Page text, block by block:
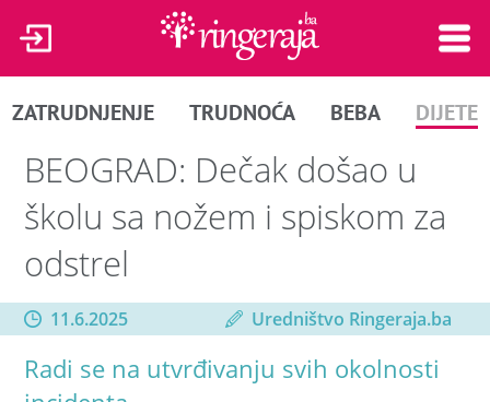
ZATRUDNJENJE TRUDNOĆA BEBA DIJETE
BEOGRAD: Dečak došao u
školu sa nožem i spiskom za
odstrel
11.6.2025 Uredništvo Ringeraja.ba
Radi se na utvrđivanju svih okolnosti